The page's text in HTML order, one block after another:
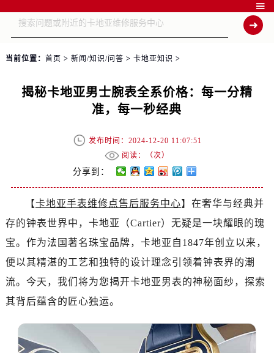

当前位置： 首页 > 新闻/知识/问答 > 卡地亚知识 >
揭秘卡地亚男士腕表全系价格：每一分精
准，每一秒经典
发布时间：2024-12-20 11:07:51
阅读：（次）
分享到：
【卡地亚手表维修点售后服务中心】在奢华与经典并
存的钟表世界中，卡地亚（Cartier）无疑是一块耀眼的瑰
宝。作为法国著名珠宝品牌，卡地亚自1847年创立以来，
便以其精湛的工艺和独特的设计理念引领着钟表界的潮
流。今天，我们将为您揭开卡地亚男表的神秘面纱，探索
其背后蕴含的匠心独运。